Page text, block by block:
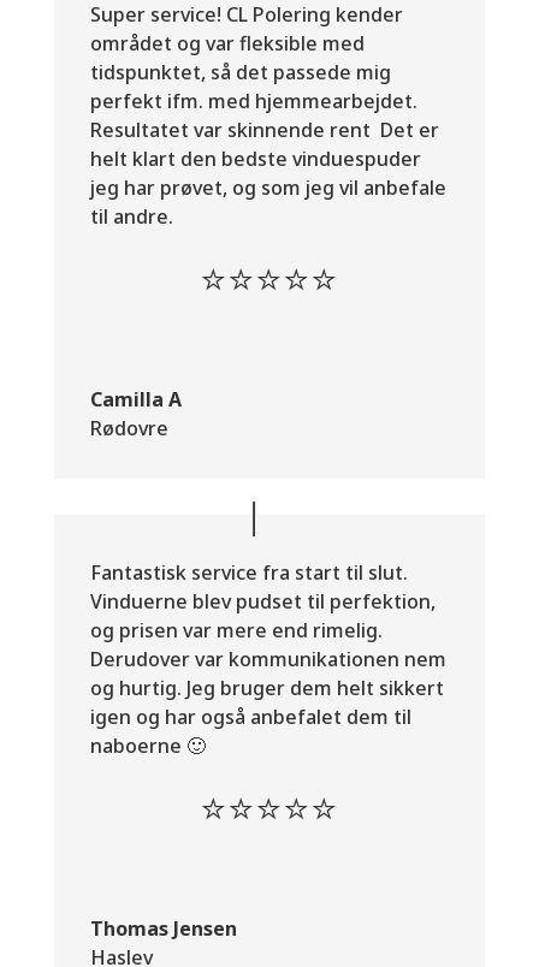
Super service! CL Polering kender
området og var fleksible med
tidspunktet, så det passede mig
perfekt ifm. med hjemmearbejdet.
Resultatet var skinnende rent Det er
helt klart den bedste vinduespuder
jeg har prøvet, og som jeg vil anbefale
til andre.
⭐⭐⭐⭐⭐
Camilla A
Rødovre
Fantastisk service fra start til slut.
Vinduerne blev pudset til perfektion,
og prisen var mere end rimelig.
Derudover var kommunikationen nem
og hurtig. Jeg bruger dem helt sikkert
igen og har også anbefalet dem til
naboerne 🙂
⭐⭐⭐⭐⭐
Thomas Jensen
Haslev